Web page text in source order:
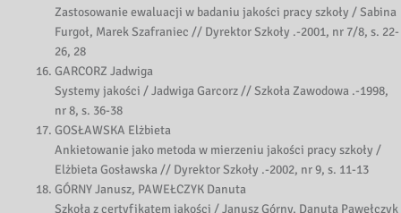
Zastosowanie ewaluacji w badaniu jakości pracy szkoły / Sabina
Furgoł, Marek Szafraniec // Dyrektor Szkoły .-2001, nr 7/8, s. 22-
26, 28
GARCORZ Jadwiga
Systemy jakości / Jadwiga Garcorz // Szkoła Zawodowa .-1998,
nr 8, s. 36-38
GOSŁAWSKA Elżbieta
Ankietowanie jako metoda w mierzeniu jakości pracy szkoły /
Elżbieta Gosławska // Dyrektor Szkoły .-2002, nr 9, s. 11-13
GÓRNY Janusz, PAWEŁCZYK Danuta
Szkoła z certyfikatem jakości / Janusz Górny, Danuta Pawełczyk